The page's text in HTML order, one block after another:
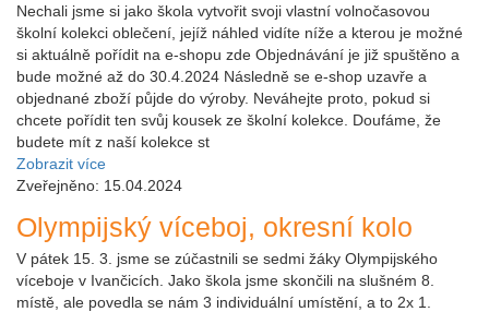
Nechali jsme si jako škola vytvořit svoji vlastní volnočasovou
školní kolekci oblečení, jejíž náhled vidíte níže a kterou je možné
si aktuálně pořídit na e-shopu zde Objednávání je již spuštěno a
bude možné až do 30.4.2024 Následně se e-shop uzavře a
objednané zboží půjde do výroby. Neváhejte proto, pokud si
chcete pořídit ten svůj kousek ze školní kolekce. Doufáme, že
budete mít z naší kolekce st
Zobrazit více
Zveřejněno: 15.04.2024
Olympijský víceboj, okresní kolo
V pátek 15. 3. jsme se zúčastnili se sedmi žáky Olympijského
víceboje v Ivančicích. Jako škola jsme skončili na slušném 8.
místě, ale povedla se nám 3 individuální umístění, a to 2x 1.